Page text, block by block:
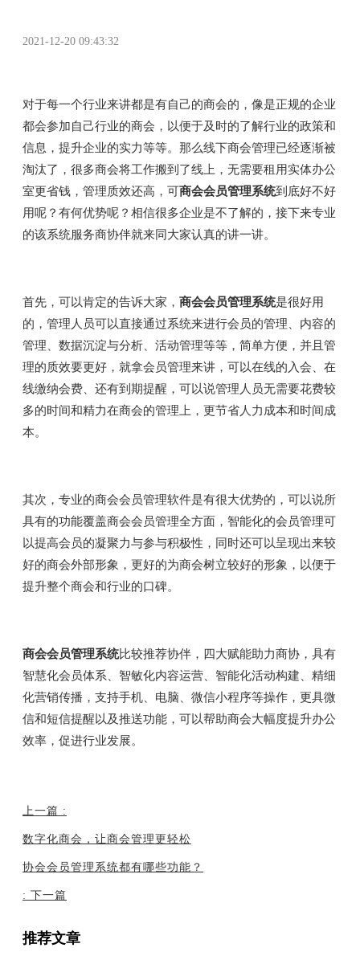
2021-12-20 09:43:32
对于每一个行业来讲都是有自己的商会的，像是正规的企业
都会参加自己行业的商会，以便于及时的了解行业的政策和
信息，提升企业的实力等等。那么线下商会管理已经逐渐被
淘汰了，很多商会将工作搬到了线上，无需要租用实体办公
室更省钱，管理质效还高，可商会会员管理系统到底好不好
用呢？有何优势呢？相信很多企业是不了解的，接下来专业
的该系统服务商协伴就来同大家认真的讲一讲。
首先，可以肯定的告诉大家， 商会会员管理系统是很好用
的，管理人员可以直接通过系统来进行会员的管理、内容的
管理、数据沉淀与分析、活动管理等等，简单方便，并且管
理的质效要更好，就拿会员管理来讲，可以在线的入会、在
线缴纳会费、还有到期提醒，可以说管理人员无需要花费较
多的时间和精力在商会的管理上，更节省人力成本和时间成
本。
其次，专业的商会会员管理软件是有很大优势的，可以说所
具有的功能覆盖商会会员管理全方面，智能化的会员管理可
以提高会员的凝聚力与参与积极性，同时还可以呈现出来较
好的商会外部形象，更好的为商会树立较好的形象，以便于
提升整个商会和行业的口碑。
商会会员管理系统比较推荐协伴，四大赋能助力商协，具有
智慧化会员体系、智敏化内容运营、智能化活动构建、精细
化营销传播，支持手机、电脑、微信小程序等操作，更具微
信和短信提醒以及推送功能，可以帮助商会大幅度提升办公
效率，促进行业发展。
上一篇 :
数字化商会，让商会管理更轻松
协会会员管理系统都有哪些功能？
: 下一篇
推荐文章